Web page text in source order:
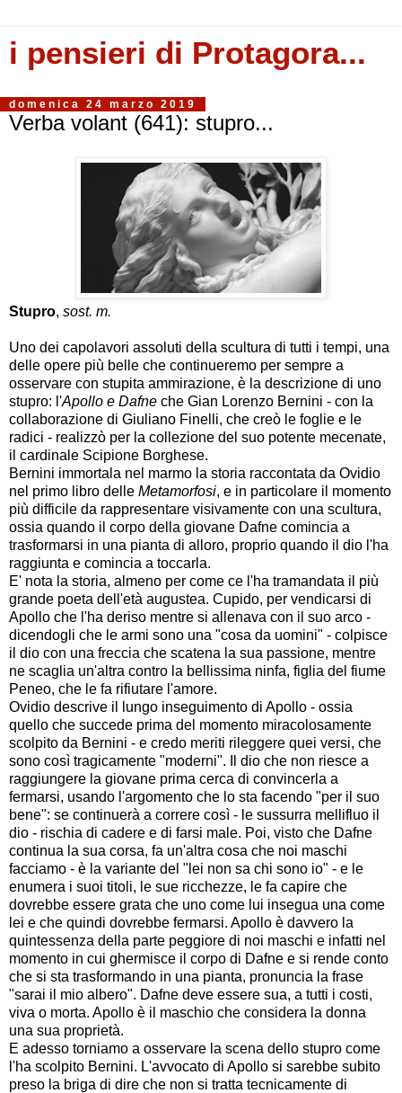
i pensieri di Protagora...
domenica 24 marzo 2019
Verba volant (641): stupro...
Stupro, sost. m.
Uno dei capolavori assoluti della scultura di tutti i tempi, una
delle opere più belle che continueremo per sempre a
osservare con stupita ammirazione, è la descrizione di uno
stupro: l'Apollo e Dafne che Gian Lorenzo Bernini - con la
collaborazione di Giuliano Finelli, che creò le foglie e le
radici - realizzò per la collezione del suo potente mecenate,
il cardinale Scipione Borghese.
Bernini immortala nel marmo la storia raccontata da Ovidio
nel primo libro delle Metamorfosi, e in particolare il momento
più difficile da rappresentare visivamente con una scultura,
ossia quando il corpo della giovane Dafne comincia a
trasformarsi in una pianta di alloro, proprio quando il dio l'ha
raggiunta e comincia a toccarla.
E' nota la storia, almeno per come ce l'ha tramandata il più
grande poeta dell'età augustea. Cupido, per vendicarsi di
Apollo che l'ha deriso mentre si allenava con il suo arco -
dicendogli che le armi sono una "cosa da uomini" - colpisce
il dio con una freccia che scatena la sua passione, mentre
ne scaglia un'altra contro la bellissima ninfa, figlia del fiume
Peneo, che le fa rifiutare l'amore.
Ovidio descrive il lungo inseguimento di Apollo - ossia
quello che succede prima del momento miracolosamente
scolpito da Bernini - e credo meriti rileggere quei versi, che
sono così tragicamente "moderni". Il dio che non riesce a
raggiungere la giovane prima cerca di convincerla a
fermarsi, usando l'argomento che lo sta facendo "per il suo
bene": se continuerà a correre così - le sussurra mellifluo il
dio - rischia di cadere e di farsi male. Poi, visto che Dafne
continua la sua corsa, fa un'altra cosa che noi maschi
facciamo - è la variante del "lei non sa chi sono io" - e le
enumera i suoi titoli, le sue ricchezze, le fa capire che
dovrebbe essere grata che uno come lui insegua una come
lei e che quindi dovrebbe fermarsi. Apollo è davvero la
quintessenza della parte peggiore di noi maschi e infatti nel
momento in cui ghermisce il corpo di Dafne e si rende conto
che si sta trasformando in una pianta, pronuncia la frase
"sarai il mio albero". Dafne deve essere sua, a tutti i costi,
viva o morta. Apollo è il maschio che considera la donna
una sua proprietà.
E adesso torniamo a osservare la scena dello stupro come
l'ha scolpito Bernini. L'avvocato di Apollo si sarebbe subito
preso la briga di dire che non si tratta tecnicamente di